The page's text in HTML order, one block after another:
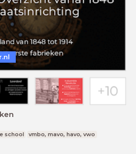
school
vmbo, mavo, havo, vwo